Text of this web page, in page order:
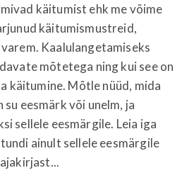
käitumist ehk me võime
käitumismustreid,
Kaalulangetamiseks
mõtetega ning kui see on
käitumine. Mõtle nüüd, mida
eesmärk või unelm, ja
sellele eesmärgile. Leia iga
ainult sellele eesmärgile